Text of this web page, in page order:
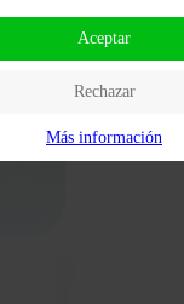
Aceptar
Rechazar
Más información